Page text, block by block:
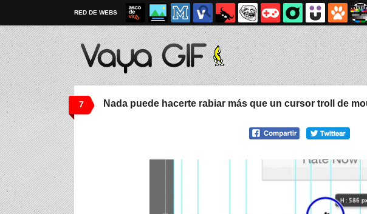
RED DE WEBS
7 Nada puede hacerte rabiar más que un cursor troll de